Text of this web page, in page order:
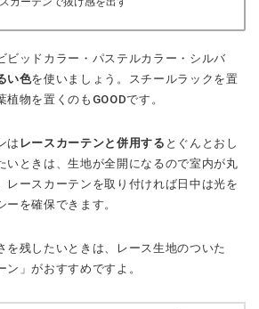
ビッドカラー・パステルカラー・シルバ
い色を使いましょう。スチールラックを置
物を置くのもGOODです。
は レースカーテンと併用する とぐんとおし
いときは、生地が全開になるので室内が丸
レースカーテンを取り付ければ日中は光を
を確保できます。
を残したいときは、レース生地のついた
ン」がおすすめですよ。